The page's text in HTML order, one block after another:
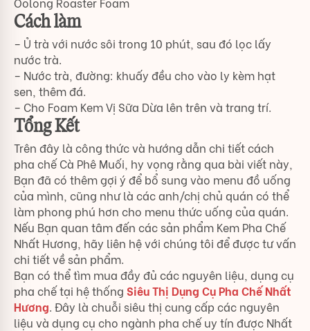
Cách làm
– Ủ trà với nước sôi trong 10 phút, sau đó lọc lấy
nước trà.
– Nước trà, đường: khuấy đều cho vào ly kèm hạt
sen, thêm đá.
– Cho Foam Kem Vị Sữa Dừa lên trên và trang trí.
Tổng Kết
Trên đây là công thức và hướng dẫn chi tiết cách
pha chế Cà Phê Muối, hy vọng rằng qua bài viết này,
Bạn đã có thêm gợi ý để bổ sung vào menu đồ uống
của mình, cũng như là các anh/chị chủ quán có thể
làm phong phú hơn cho menu thức uống của quán.
Nếu Bạn quan tâm đến các sản phẩm Kem Pha Chế
Nhất Hương, hãy liên hệ với chúng tôi để được tư vấn
chi tiết về sản phẩm.
Bạn có thể tìm mua đầy đủ các nguyên liệu, dụng cụ
pha chế tại hệ thống Siêu Thị Dụng Cụ Pha Chế Nhất
Hương. Đây là chuỗi siêu thị cung cấp các nguyên
liệu và dụng cụ cho ngành pha chế uy tín được Nhất